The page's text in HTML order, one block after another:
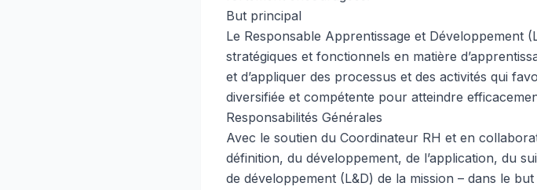
But principal
Le Responsable Apprentissage et Développement
stratégiques et fonctionnels en matière
et d’appliquer des processus et des activités qui
diversifiée et compétente pour atteindre
Responsabilités Générales
Avec le soutien du Coordinateur RH et en
définition, du développement, de l’application, du
de développement (L&D) de la mission – dans le